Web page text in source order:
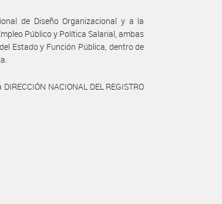
de Diseño Organizacional y a la
Público y Política Salarial, ambas
Estado y Función Pública, dentro de
NACIONAL DEL REGISTRO